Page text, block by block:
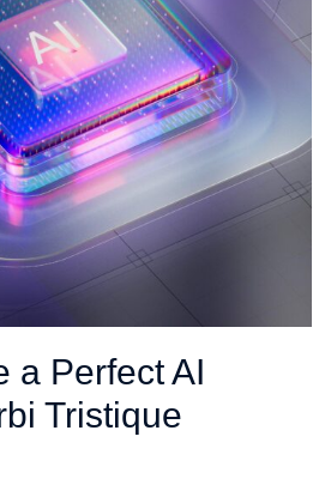
a Perfect AI
Tristique